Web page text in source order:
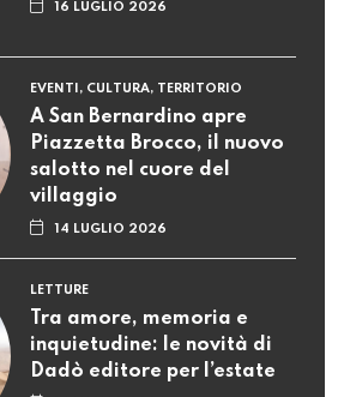
16 LUGLIO 2026
EVENTI, CULTURA, TERRITORIO
A San Bernardino apre
Piazzetta Brocco, il nuovo
salotto nel cuore del
villaggio
14 LUGLIO 2026
LETTURE
Tra amore, memoria e
inquietudine: le novità di
Dadò editore per l’estate